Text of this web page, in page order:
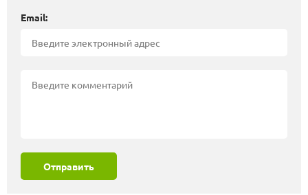
Email:
Отправить